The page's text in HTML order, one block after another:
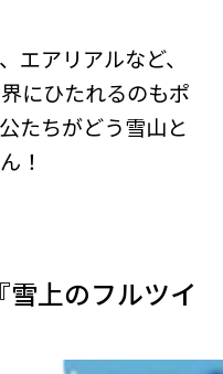
エアリアルなど、
にひたれるのもポ
たちがどう雪山と
！
上のフルツイ